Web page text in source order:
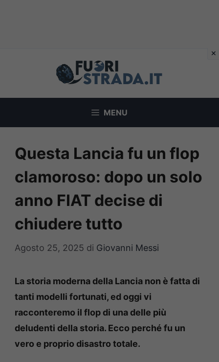
MENU
Questa Lancia fu un flop
clamoroso: dopo un solo
anno FIAT decise di
chiudere tutto
Agosto 25, 2025 di Giovanni Messi
La storia moderna della Lancia non è fatta di
tanti modelli fortunati, ed oggi vi
racconteremo il flop di una delle più
deludenti della storia. Ecco perché fu un
vero e proprio disastro totale.